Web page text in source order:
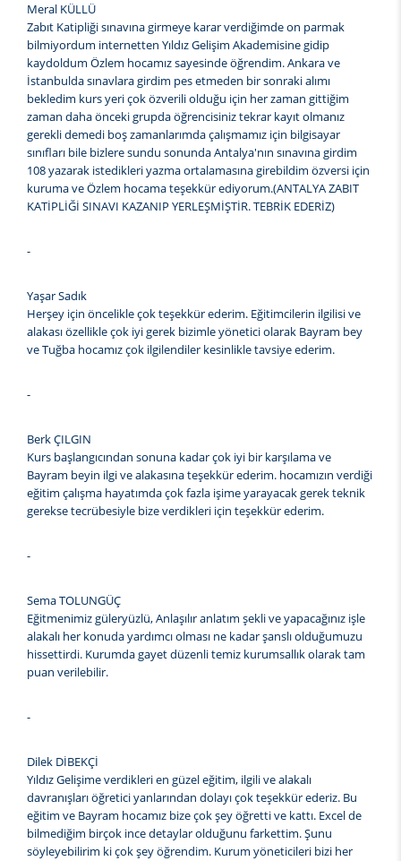
Meral KÜLLÜ
Zabıt Katipliği sınavına girmeye karar verdiğimde on parmak
bilmiyordum internetten Yıldız Gelişim Akademisine gidip
kaydoldum Özlem hocamız sayesinde öğrendim. Ankara ve
İstanbulda sınavlara girdim pes etmeden bir sonraki alımı
bekledim kurs yeri çok özverili olduğu için her zaman gittiğim
zaman daha önceki grupda öğrencisiniz tekrar kayıt olmanız
gerekli demedi boş zamanlarımda çalışmamız için bilgisayar
sınıfları bile bizlere sundu sonunda Antalya'nın sınavına girdim
108 yazarak istedikleri yazma ortalamasına girebildim özversi için
kuruma ve Özlem hocama teşekkür ediyorum.(ANTALYA ZABIT
KATİPLİĞİ SINAVI KAZANIP YERLEŞMİŞTİR. TEBRİK EDERİZ)
-
Yaşar Sadık
Herşey için öncelikle çok teşekkür ederim. Eğitimcilerin ilgilisi ve
alakası özellikle çok iyi gerek bizimle yönetici olarak Bayram bey
ve Tuğba hocamız çok ilgilendiler kesinlikle tavsiye ederim.
-
Berk ÇILGIN
Kurs başlangıcından sonuna kadar çok iyi bir karşılama ve
Bayram beyin ilgi ve alakasına teşekkür ederim. hocamızın verdiği
eğitim çalışma hayatımda çok fazla işime yarayacak gerek teknik
gerekse tecrübesiyle bize verdikleri için teşekkür ederim.
-
Sema TOLUNGÜÇ
Eğitmenimiz güleryüzlü, Anlaşılır anlatım şekli ve yapacağınız işle
alakalı her konuda yardımcı olması ne kadar şanslı olduğumuzu
hissettirdi. Kurumda gayet düzenli temiz kurumsallık olarak tam
puan verilebilir.
-
Dilek DİBEKÇİ
Yıldız Gelişime verdikleri en güzel eğitim, ilgili ve alakalı
davranışları öğretici yanlarından dolayı çok teşekkür ederiz. Bu
eğitim ve Bayram hocamız bize çok şey öğretti ve kattı. Excel de
bilmediğim birçok ince detaylar olduğunu farkettim. Şunu
söyleyebilirim ki çok şey öğrendim. Kurum yöneticileri bizi her